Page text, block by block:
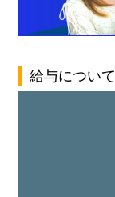
給与について